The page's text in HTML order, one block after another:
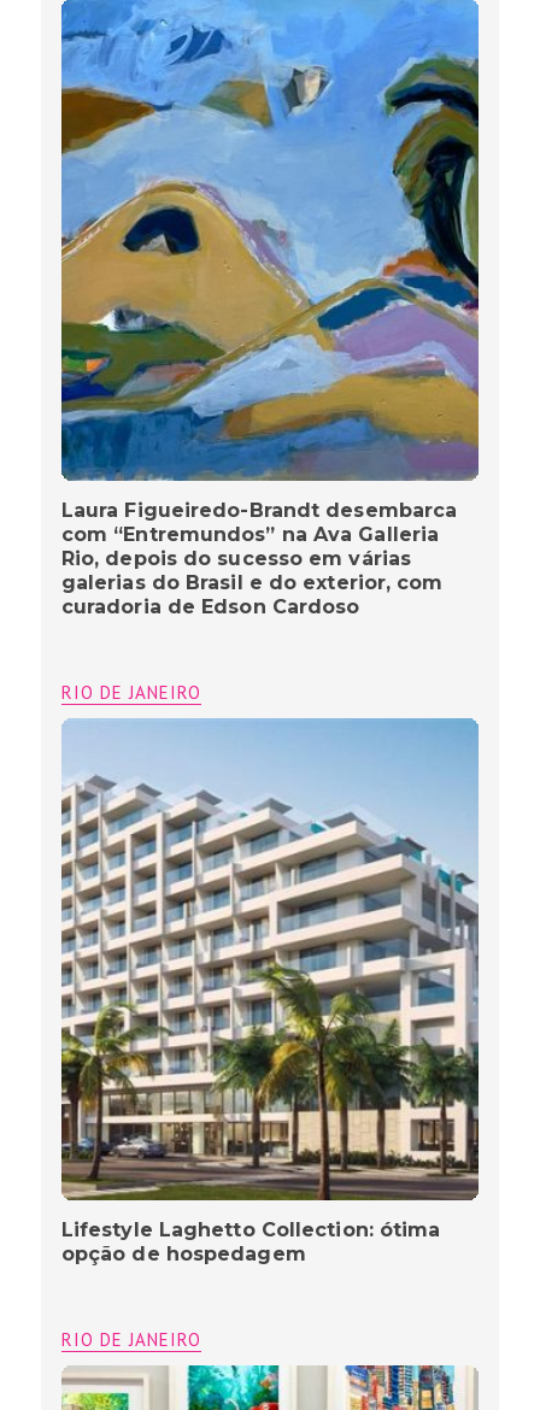
Laura Figueiredo-Brandt desembarca
com “Entremundos” na Ava Galleria
Rio, depois do sucesso em várias
galerias do Brasil e do exterior, com
curadoria de Edson Cardoso
RIO DE JANEIRO
Lifestyle Laghetto Collection: ótima
opção de hospedagem
RIO DE JANEIRO